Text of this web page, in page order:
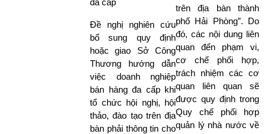
Đề nghị nghiên cứu
bổ sung quy định
hoặc giao Sở Công
Thương hướng dẫn
việc doanh nghiệp
bán hàng đa cấp khi
tổ chức hội nghị, hội
thảo, đào tạo trên địa
bàn phải thông tin cho
trên địa bàn thành
phố Hải Phòng”. Do
đó, các nội dung liên
quan đến phạm vi,
cơ chế phối hợp,
trách nhiệm các cơ
quan liên quan sẽ
được quy định trong
Quy chế phối hợp
quản lý nhà nước về